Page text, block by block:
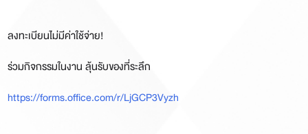
ลงทะเบียนไม่มีค่าใช้จ่าย!
ร่วมกิจกรรมในงาน ลุ้นรับของที่ระลึก
https://forms.office.com/r/LjGCP3Vyzh